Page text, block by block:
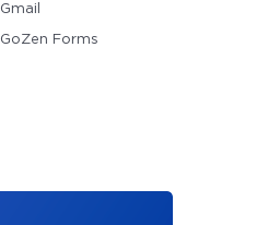
Gmail
GoZen Forms